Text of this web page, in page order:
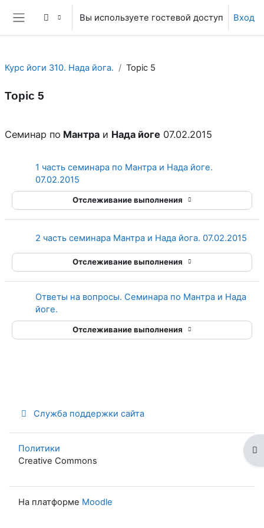
Перейти к основному содержанию
Боковая панель
Вы используете гостевой доступ Вход
Курс йоги 310. Нада йога. Topic 5
Topic 5
Семинар по Мантра и Нада йоге 07.02.2015
1 часть семинара по Мантра и Нада йоге.
07.02.2015
Отслеживание выполнения
2 часть семинара Мантра и Нада йога. 07.02.2015
Отслеживание выполнения
Ответы на вопросы. Семинара по Мантра и Нада
йоге.
Отслеживание выполнения
Служба поддержки сайта
Политики
Creative Commons
На платформе Moodle